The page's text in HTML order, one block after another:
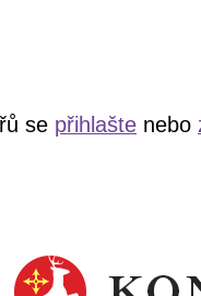
se přihlašte nebo